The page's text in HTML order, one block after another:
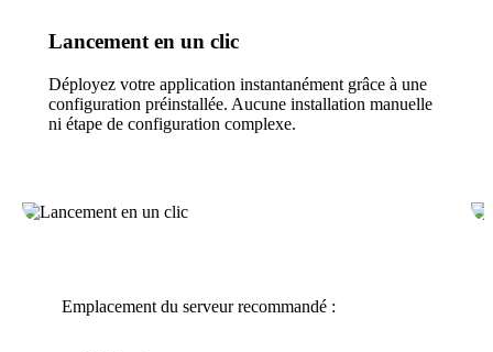
Lancement en un clic
Déployez votre application instantanément grâce à une
configuration préinstallée. Aucune installation manuelle
ni étape de configuration complexe.
Emplacement du serveur recommandé :